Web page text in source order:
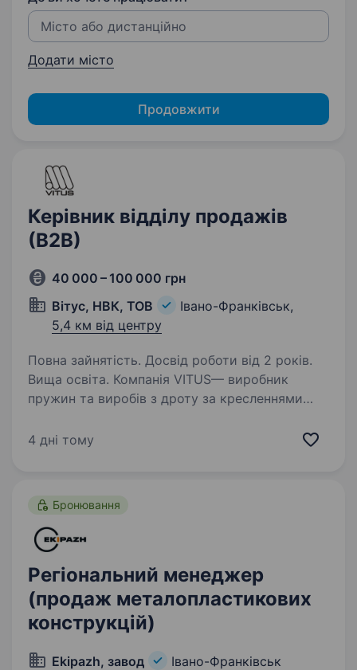
Додати місто
Продовжити
Керівник відділу продажів
(В2В)
40 000 – 100 000 грн
Вітус, НВК, ТОВ
Івано-Франківськ,
5,4 км від центру
Повна зайнятість. Досвід роботи від 2 років.
Вища освіта. Компанія VITUS— виробник
пружин та виробів з дроту за кресленнями
клієнти — промислові підприємства,
4 дні тому
Бронювання
Регіональний менеджер
(продаж металопластикових
конструкцій)
Ekipazh, завод Івано-Франківськ